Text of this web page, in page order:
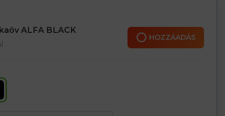
megjelenést kölcsönöz
ALFA BLACK
HOZZÁADÁS